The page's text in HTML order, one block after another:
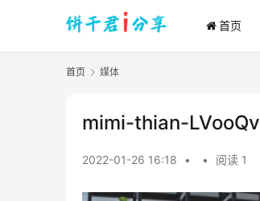
首页
首页 媒体
mimi-thian-
2022-01-26 16:18 • • 阅读 1